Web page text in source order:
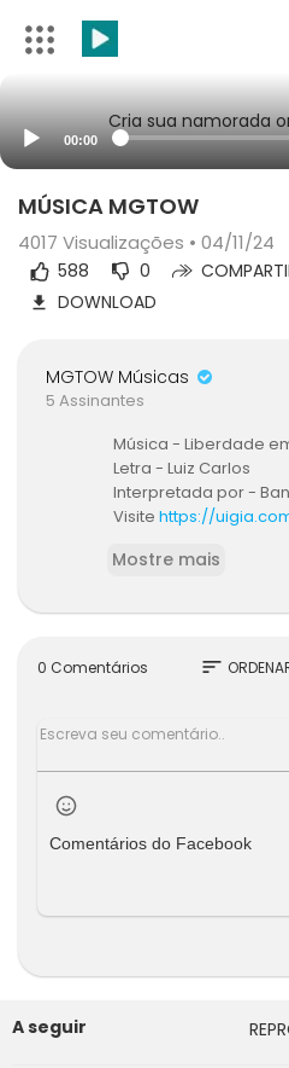
Cria sua namorada
00:00
MÚSICA MGTOW
4017 Visualizações • 04/11/24
588 0
DOWNLOAD
MGTOW Músicas
5 Assinantes
Música - ⁣Liberdade
⁣Letra - Luiz Carlos
Interpretada por -
Visite ⁣ https://
Mostre mais
0 Comentários sort
Comentários do Facebook
A seguir